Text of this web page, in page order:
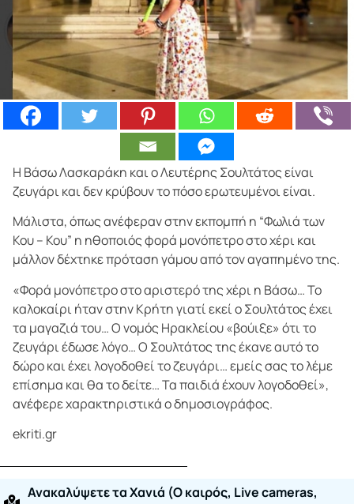
Η Βάσω Λασκαράκη και ο Λευτέρης Σουλτάτος είναι
ζευγάρι και δεν κρύβουν το πόσο ερωτευμένοι είναι.
Μάλιστα, όπως ανέφεραν στην εκπομπή η “Φωλιά των
Κου – Κου” η ηθοποιός φορά μονόπετρο στο χέρι και
μάλλον δέχτηκε πρόταση γάμου από τον αγαπημένο της.
«Φορά μονόπετρο στο αριστερό της χέρι η Βάσω… Το
καλοκαίρι ήταν στην Κρήτη γιατί εκεί ο Σουλτάτος έχει
τα μαγαζιά του… Ο νομός Ηρακλείου «βούιξε» ότι το
ζευγάρι έδωσε λόγο… Ο Σουλτάτος της έκανε αυτό το
δώρο και έχει λογοδοθεί το ζευγάρι… εμείς σας το λέμε
επίσημα και θα το δείτε… Τα παιδιά έχουν λογοδοθεί»,
ανέφερε χαρακτηριστικά ο δημοσιογράφος.
ekriti.gr
Ανακαλύψετε τα Χανιά (O καιρός, Live cameras,